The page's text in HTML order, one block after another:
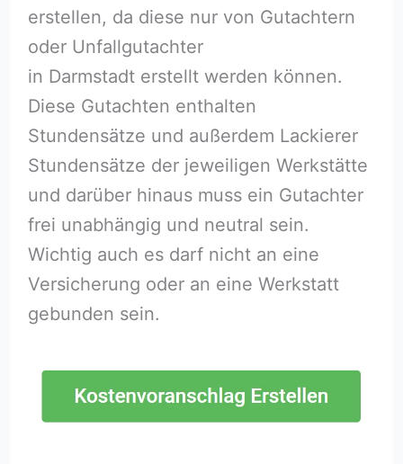
erstellen, da diese nur von Gutachtern
oder Unfallgutachter
in Darmstadt erstellt werden können.
Diese Gutachten enthalten
Stundensätze und außerdem Lackierer
Stundensätze der jeweiligen Werkstätte
und darüber hinaus muss ein Gutachter
frei unabhängig und neutral sein.
Wichtig auch es darf nicht an eine
Versicherung oder an eine Werkstatt
gebunden sein.